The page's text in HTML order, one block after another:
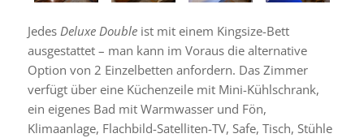
Jedes Deluxe Doubleist mit einem Kingsize-Bett
ausgestattet – man kann im Voraus die alternative
Option von 2 Einzelbetten anfordern. Das Zimmer
verfügt über eine Küchenzeile mit Mini-Kühlschrank,
ein eigenes Bad mit Warmwasser und Fön,
Klimaanlage, Flachbild-Satelliten-TV, Safe, Tisch, Stühle